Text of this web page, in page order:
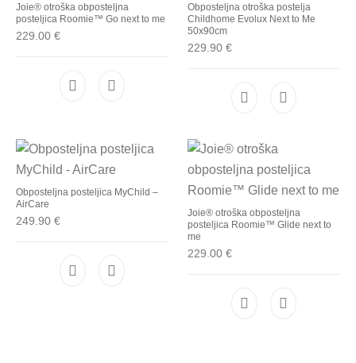
Joie® otroška obposteljna
posteljica Roomie™ Go next to me
229.00€
Obposteljna otroška postelja
Childhome Evolux Next to Me
50x90cm
229.90 €
Obposteljna posteljica MyChild –
AirCare
249.90€
Joie® otroška obposteljna
posteljica Roomie™ Glide next to
me
229.00 €